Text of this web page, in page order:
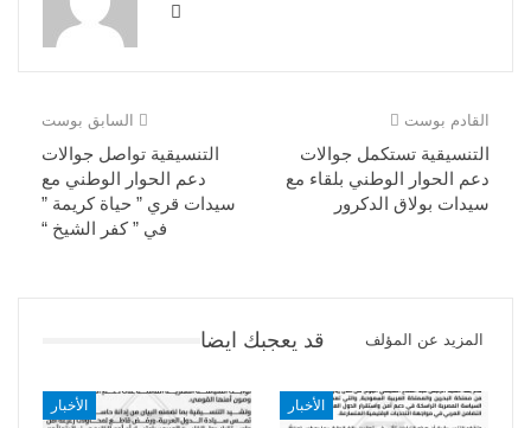
السابق بوست
التنسيقية تواصل جوالات
دعم الحوار الوطني مع
سيدات قري ” حياة كريمة ”
في ” كفر الشيخ “
القادم بوست
التنسيقية تستكمل جوالات
دعم الحوار الوطني بلقاء مع
سيدات بولاق الدكرور
قد يعجبك ايضا المزيد عن المؤلف
الأخبار الأخبار